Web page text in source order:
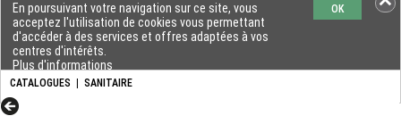
CATALOGUES SANITAIRE
En poursuivant votre navigation sur ce site, vous
acceptez l'utilisation de cookies vous permettant
d'accéder à des services et offres adaptées à vos
centres d'intérêts.
Plus d'informations
OK